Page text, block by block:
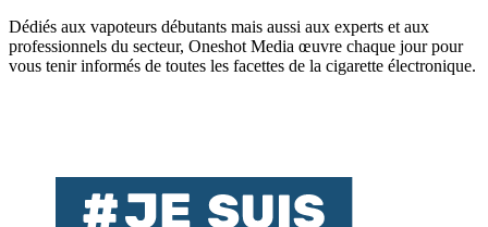
Dédiés aux vapoteurs débutants mais aussi aux experts et aux
professionnels du secteur, Oneshot Media œuvre chaque jour pour
vous tenir informés de toutes les facettes de la cigarette électronique.